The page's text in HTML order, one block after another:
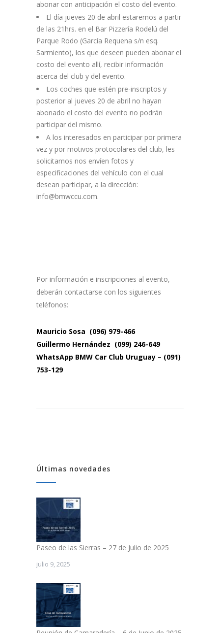
abonar con anticipación el costo del evento.
El día jueves 20 de abril estaremos a partir
de las 21hrs. en el Bar Pizzería Rodelú del
Parque Rodo (García Requena s/n esq.
Sarmiento), los que deseen pueden abonar el
costo del evento allí, recibir información
acerca del club y del evento.
Los coches que estén pre-inscriptos y
posterior al jueves 20 de abril no hayan
abonado el costo del evento no podrán
participar del mismo.
A los interesados en participar por primera
vez y por motivos protocolares del club, les
solicitamos nos envíen fotos y
especificaciones del vehículo con el cual
desean participar, a la dirección:
info@bmwccu.com.
Por información e inscripciones al evento,
deberán contactarse con los siguientes
teléfonos:
Mauricio Sosa (096) 979-466
Guillermo Hernández (099) 246-649
WhatsApp BMW Car Club Uruguay – (091)
753-129
Últimas novedades
Paseo de las Sierras – 27 de Julio de 2025
julio 9, 2025